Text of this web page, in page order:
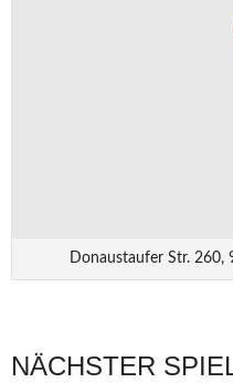
Donaustaufer Str. 260,
NÄCHSTER